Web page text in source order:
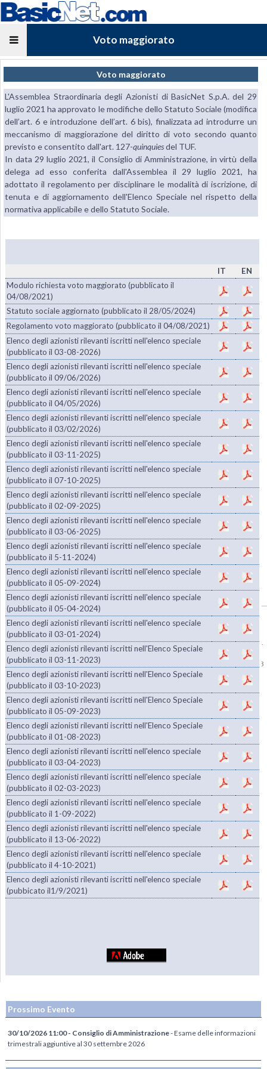
Voto maggiorato
Voto maggiorato
L'Assemblea Straordinaria degli Azionisti di BasicNet S.p.A. del 29
luglio 2021 ha approvato le modifiche dello Statuto Sociale (modifica
dell’art. 6 e introduzione dell’art. 6 bis), finalizzata ad introdurre un
meccanismo di maggiorazione del diritto di voto secondo quanto
previsto e consentito dall'art. 127-quinquiesdel TUF.
In data 29 luglio 2021, il Consiglio di Amministrazione, in virtù della
delega ad esso conferita dall'Assemblea il 29 luglio 2021, ha
adottato il regolamento per disciplinare le modalità di iscrizione, di
tenuta e di aggiornamento dell'Elenco Speciale nel rispetto della
normativa applicabile e dello Statuto Sociale.
IT
EN
Modulo richiesta voto maggiorato (pubblicato il
04/08/2021)
Statuto sociale aggiornato (pubblicato il 28/05/2024)
Regolamento voto maggiorato (pubblicato il 04/08/2021)
Elenco degli azionisti rilevanti iscritti nell'elenco speciale
(pubblicato il 03-08-2026)
Elenco degli azionisti rilevanti iscritti nell'elenco speciale
(pubblicato il 09/06/2026)
Elenco degli azionisti rilevanti iscritti nell'elenco speciale
(pubblicato il 04/05/2026)
Elenco degli azionisti rilevanti iscritti nell'elenco speciale
(pubblicato il 03/02/2026)
Elenco degli azionisti rilevanti iscritti nell'elenco speciale
(pubblicato il 03-11-2025)
Elenco degli azionisti rilevanti iscritti nell'elenco speciale
(pubblicato il 07-10-2025)
Elenco degli azionisti rilevanti iscritti nell'elenco speciale
(pubblicato il 02-09-2025)
Elenco degli azionisti rilevanti iscritti nell'elenco speciale
(pubblicato il 03-06-2025)
Elenco degli azionisti rilevanti iscritti nell'elenco speciale
(pubblicato il 5-11-2024)
Elenco degli azionisti rilevanti iscritti nell'elenco speciale
(pubblicato il 05-09-2024)
Elenco degli azionisti rilevanti iscritti nell'elenco speciale
(pubblicato il 05-04-2024)
Elenco degli azionisti rilevanti iscritti nell'elenco speciale
(pubblicato il 03-01-2024)
Elenco degli azionisti rilevanti iscritti nell'Elenco Speciale
(pubblicato il 03-11-2023)
Elenco degli azionisti rilevanti iscritti nell'Elenco Speciale
(pubblicato il 03-10-2023)
Elenco degli azionisti rilevanti iscritti nell'Elenco Speciale
(pubblicato il 05-09-2023)
Elenco degli azionisti rilevanti iscritti nell'Elenco Speciale
(pubblicato il 01-08-2023)
Elenco degli azionisti rilevanti iscritti nell'elenco speciale
(pubblicato il 03-04-2023)
Elenco degli azionisti rilevanti iscritti nell'elenco speciale
(pubblicato il 02-03-2023)
Elenco degli azionisti rilevanti iscritti nell'elenco speciale
(pubblicato il 1-09-2022)
Elenco degli azionisti rilevanti iscritti nell'elenco speciale
(pubblicato il 13-06-2022)
Elenco degli azionisti rilevanti iscritti nell'elenco speciale
(pubblicato il 4-10-2021)
Elenco degli azionisti rilevanti iscritti nell'elenco speciale
(pubbicato il1/9/2021)
Prossimo Evento
30/10/2026 11:00 - Consiglio di Amministrazione- Esame delle informazioni
trimestrali aggiuntive al 30 settembre 2026
Copyright © 1985-2026BasicNet S.p.A.- P.I. 04413650013 - All Rights Reserved
|Dati Societari - Privacy
Per la diffusione e lo stoccaggio delle Informazioni Regolamentate, BasicNet S.p.A.
ha scelto di avvalersi del sistema 1INFO,www.1info.it, gestito da Computershare
S.p.A. avente sede in Milano, via Lorenzo Mascheroni 19 e autorizzato da CONSOB
con delibera n. 18852 del 9 aprile 2014.